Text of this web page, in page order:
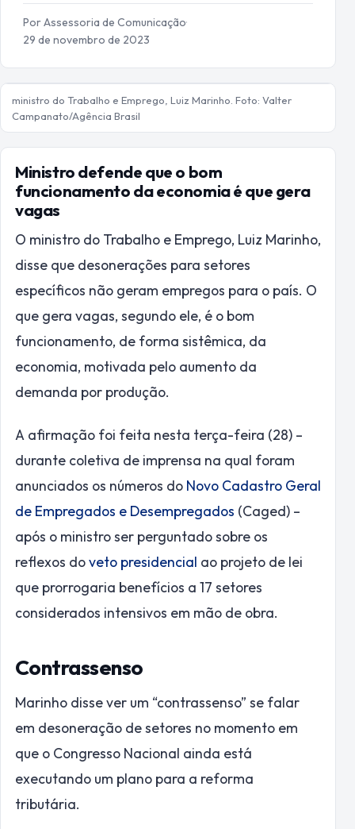
Por Assessoria de Comunicação·
29 de novembro de 2023
ministro do Trabalho e Emprego, Luiz Marinho. Foto: Valter
Campanato/Agência Brasil
Ministro defende que o bom
funcionamento da economia é que gera
vagas
O ministro do Trabalho e Emprego, Luiz Marinho,
disse que desonerações para setores
específicos não geram empregos para o país. O
que gera vagas, segundo ele, é o bom
funcionamento, de forma sistêmica, da
economia, motivada pelo aumento da
demanda por produção.
A afirmação foi feita nesta terça-feira (28) –
durante coletiva de imprensa na qual foram
anunciados os números do Novo Cadastro Geral
de Empregados e Desempregados (Caged) –
após o ministro ser perguntado sobre os
reflexos doveto presidencial ao projeto de lei
que prorrogaria benefícios a 17 setores
considerados intensivos em mão de obra.
Contrassenso
Marinho disse ver um “contrassenso” se falar
em desoneração de setores no momento em
que o Congresso Nacional ainda está
executando um plano para a reforma
tributária.